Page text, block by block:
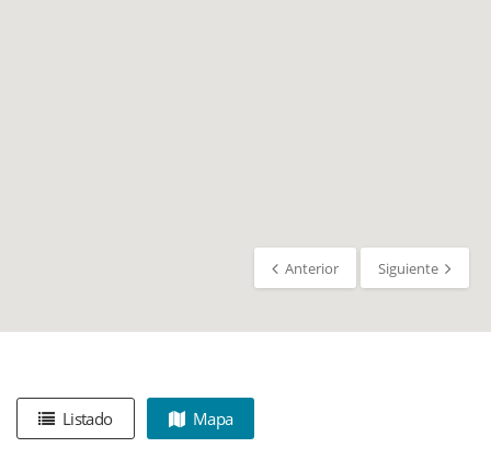
Anterior Siguiente
Listado Mapa